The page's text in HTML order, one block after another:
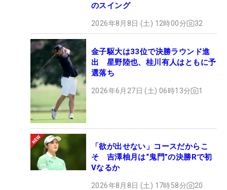
のスイング
2026年8月8日 (土) 12時00分 32
金子駆大は33位で決勝ラウンド進
出 星野陸也、桂川有人はともに予
選落ち
2026年6月27日 (土) 06時13分 1
「欲が出せない」コースだからこ
そ 吉澤柚月は“鬼門”の決勝Rで初
Vなるか
2026年8月8日 (土) 17時58分 20